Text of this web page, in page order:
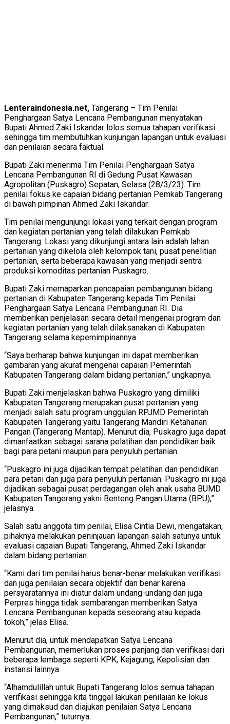
Lenteraindonesia.net, Tangerang – Tim Penilai
Penghargaan Satya Lencana Pembangunan menyatakan
Bupati Ahmed Zaki Iskandar lolos semua tahapan verifikasi
sehingga tim membutuhkan kunjungan lapangan untuk evaluasi
dan penilaian secara faktual.
Bupati Zaki menerima Tim Penilai Penghargaan Satya
Lencana Pembangunan RI di Gedung Pusat Kawasan
Agropolitan (Puskagro) Sepatan, Selasa (28/3/23). Tim
penilai fokus ke capaian bidang pertanian Pemkab Tangerang
di bawah pimpinan Ahmed Zaki Iskandar.
Tim penilai mengunjungi lokasi yang terkait dengan program
dan kegiatan pertanian yang telah dilakukan Pemkab
Tangerang. Lokasi yang dikunjungi antara lain adalah lahan
pertanian yang dikelola oleh kelompok tani, pusat penelitian
pertanian, serta beberapa kawasan yang menjadi sentra
produksi komoditas pertanian Puskagro.
Bupati Zaki memaparkan pencapaian pembangunan bidang
pertanian di Kabupaten Tangerang kepada Tim Penilai
Penghargaan Satya Lencana Pembangunan RI. Dia
memberikan penjelasan secara detail mengenai program dan
kegiatan pertanian yang telah dilaksanakan di Kabupaten
Tangerang selama kepemimpinannya.
“Saya berharap bahwa kunjungan ini dapat memberikan
gambaran yang akurat mengenai capaian Pemerintah
Kabupaten Tangerang dalam bidang pertanian,” ungkapnya.
Bupati Zaki menjelaskan bahwa Puskagro yang dimiliki
Kabupaten Tangerang merupakan pusat pertanian yang
menjadi salah satu program unggulan RPJMD Pemerintah
Kabupaten Tangerang yaitu Tangerang Mandiri Ketahanan
Pangan (Tangerang Mantap). Menurut dia, Puskagro juga dapat
dimanfaatkan sebagai sarana pelatihan dan pendidikan baik
bagi para petani maupun para penyuluh pertanian.
“Puskagro ini juga dijadikan tempat pelatihan dan pendidikan
para petani dan juga para penyuluh pertanian. Puskagro ini juga
dijadikan sebagai pusat perdagangan oleh anak usaha BUMD
Kabupaten Tangerang yakni Benteng Pangan Utama (BPU),”
jelasnya.
Salah satu anggota tim penilai, Elisa Cintia Dewi, mengatakan,
pihaknya melakukan peninjauan lapangan salah satunya untuk
evaluasi capaian Bupati Tangerang, Ahmed Zaki Iskandar
dalam bidang pertanian.
“Kami dari tim penilai harus benar-benar melakukan verifikasi
dan juga penilaian secara objektif dan benar karena
persyaratannya ini diatur dalam undang-undang dan juga
Perpres hingga tidak sembarangan memberikan Satya
Lencana Pembangunan kepada seseorang atau kepada
tokoh,” jelas Elisa.
Menurut dia, untuk mendapatkan Satya Lencana
Pembangunan, memerlukan proses panjang dan verifikasi dari
beberapa lembaga seperti KPK, Kejagung, Kepolisian dan
instansi lainnya.
“Alhamdulillah untuk Bupati Tangerang lolos semua tahapan
verifikasi sehingga kita tinggal lakukan penilaian ke lokus
yang dimaksud dan diajukan penilaian Satya Lencana
Pembangunan,” tuturnya.